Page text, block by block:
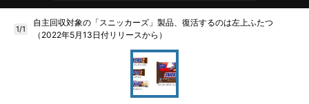
1/1
自主回収対象の「スニッカーズ」製品、復活するのは左上ふたつ
（2022年5月13日付リリースから）